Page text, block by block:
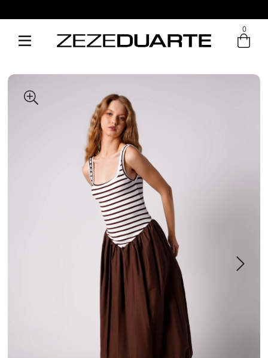
Entre com email ou cpf/cnpj
0